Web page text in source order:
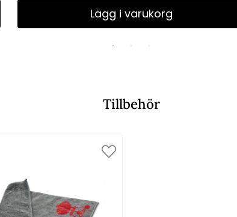
Lägg i varukorg
Tillbehör